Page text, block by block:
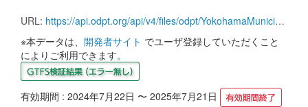
URL: https://api.odpt.org/api/v4/files/odpt/YokohamaMunicipal/Bus.zip?date=20240722&acl:consumerKey=[アクセストークン/YOUR_ACCESS_TOKEN]
※本データは、 開発者サイト でユーザ登録していただくこと
によりご利用できます。
有効期間 : 2024年7月22日 〜 2025年7月21日